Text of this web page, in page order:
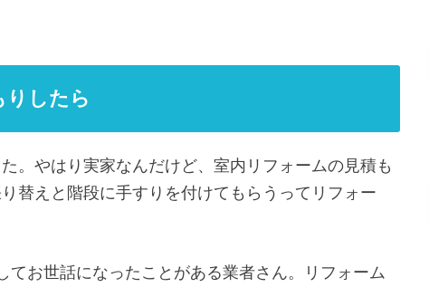
りしたら
。やはり実家なんだけど、室内リフォームの見積も
替えと階段に手すりを付けてもらうってリフォー
てお世話になったことがある業者さん。リフォーム